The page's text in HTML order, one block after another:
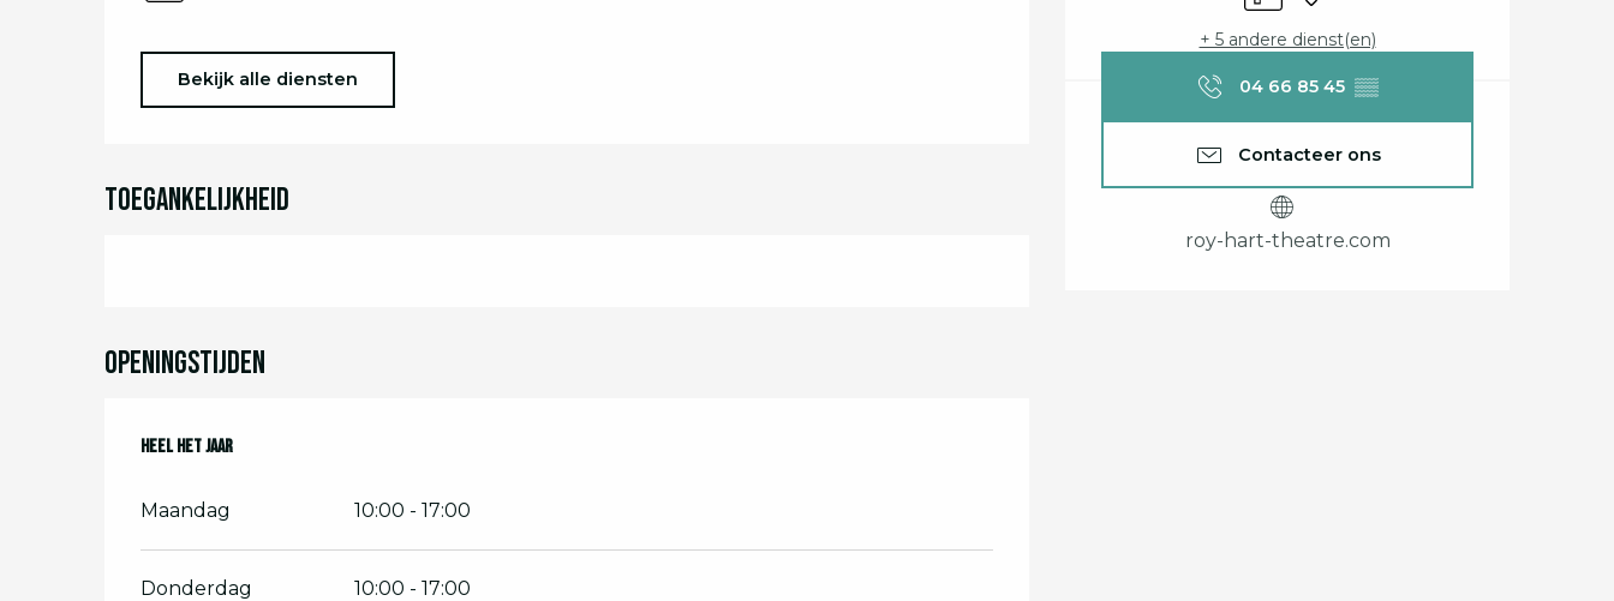
+ 5 andere dienst(en)
04 66 85 45 ▒▒
Contacteer ons
roy-hart-theatre.com
Bekijk alle diensten
Toegankelijkheid
Openingstijden
Heel het jaar
Heel het jaar
Maandag 10:00 - 17:00
Donderdag 10:00 - 17:00